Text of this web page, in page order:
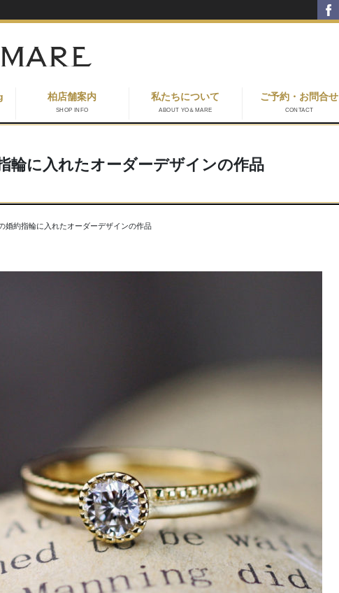
柏店舗案内
SHOP INFO
私たちについて
ABOUT YO＆MARE
ご予約・お問合せ
CONTACT
輪に入れたオーダーデザインの作品
婚約指輪に入れたオーダーデザインの作品